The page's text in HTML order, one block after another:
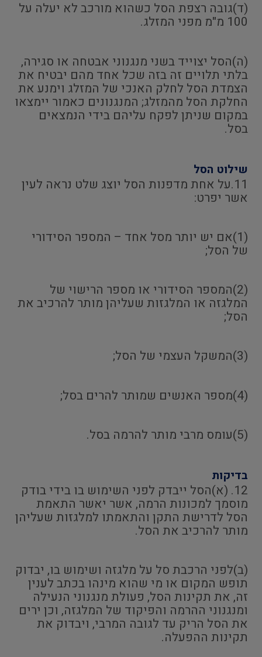
(ד)גובה רצפת הסל כשהוא מורכב לא יעלה על
100 מ"מ מפני המזלג.
(ה)הסל יצוייד בשני מנגנוני אבטחה או סגירה,
בלתי תלויים זה בזה שכל אחד מהם יבטיח את
הצמדת הסל לחלק האנכי של המזלג וימנע את
החלקת הסל מהמזלג; המנגנונים כאמור יימצאו
במקום שניתן לפקח עליהם בידי הנמצאים
בסל.
שילוט הסל
11.על אחת מדפנות הסל יוצג שלט נראה לעין
אשר יפרט:
(1)אם יש יותר מסל אחד – המספר הסידורי
של הסל;
(2)המספר הסידורי או מספר הרישוי של
המלגזה או המלגזות שעליהן מותר להרכיב את
הסל;
(3)המשקל העצמי של הסל;
(4)מספר האנשים שמותר להרים בסל;
(5)עומס מרבי מותר להרמה בסל.
בדיקות
12. (א)הסל ייבדק לפני השימוש בו בידי בודק
מוסמך למכונות הרמה, אשר יאשר התאמת
הסל לדרישת התקן והתאמתו למלגזות שעליהן
מותר להרכיב את הסל.
(ב)לפני הרכבת סל על מלגזה ושימוש בו, יבדוק
תופש המקום או מי שהוא מינהו בכתב לענין
זה, את תקינות הסל, פעולת מנגנוני הנעילה
ומנגנוני ההרמה והפיקוד של המלגזה, וכן ירים
את הסל הריק עד לגובה המרבי, ויבדוק את
תקינות ההפעלה.